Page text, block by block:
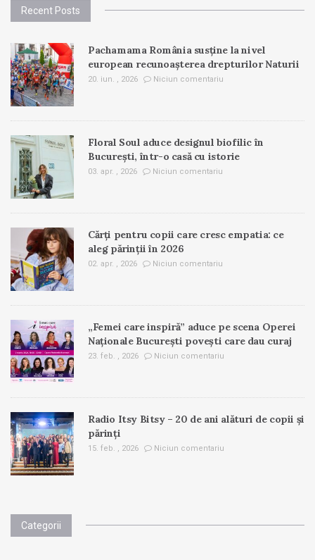
Recent Posts
Pachamama România susține la nivel
european recunoașterea drepturilor Naturii
20. iun. , 2026 Niciun comentariu
Floral Soul aduce designul biofilic în
București, într-o casă cu istorie
03. apr. , 2026 Niciun comentariu
Cărți pentru copii care cresc empatia: ce
aleg părinții în 2026
02. apr. , 2026 Niciun comentariu
„Femei care inspiră” aduce pe scena Operei
Naționale București povești care dau curaj
23. feb. , 2026 Niciun comentariu
Radio Itsy Bitsy – 20 de ani alături de copii și
părinți
15. feb. , 2026 Niciun comentariu
Categorii